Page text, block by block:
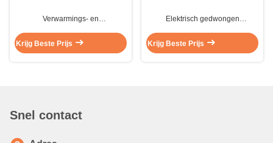
Verwarmings- en
warmluchtverwarming 45 kW
Krijg Beste Prijs
Elektrisch gedwongen
warmtebehandelingsovenkamertype
1000kg
Krijg Beste Prijs
Snel contact